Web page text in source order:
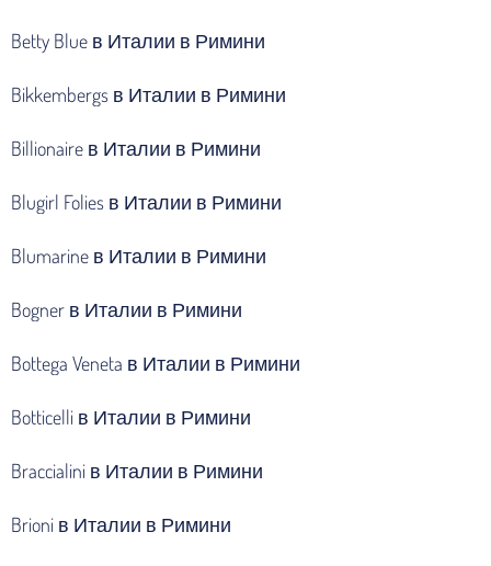
Betty Blue в Италии в Римини
Bikkembergs в Италии в Римини
Billionaire в Италии в Римини
Blugirl Folies в Италии в Римини
Blumarine в Италии в Римини
Bogner в Италии в Римини
Bottega Veneta в Италии в Римини
Botticelli в Италии в Римини
Braccialini в Италии в Римини
Brioni в Италии в Римини